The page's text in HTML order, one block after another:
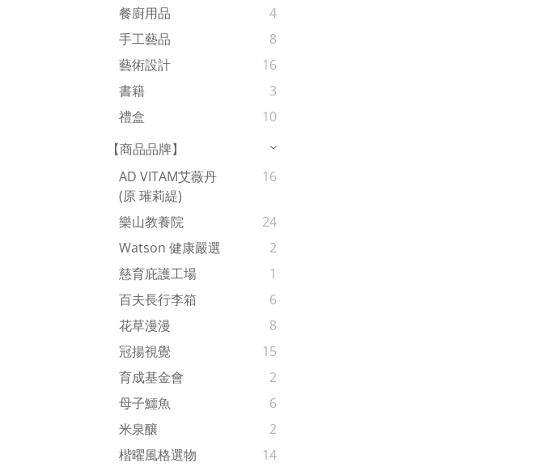
餐廚用品
4
手工藝品
8
藝術設計
16
書籍
3
禮盒
10
【商品品牌】
AD VITAM艾薇丹
(原 璀莉緹)
16
樂山教養院
24
Watson 健康嚴選
2
慈育庇護工場
1
百夫長行李箱
6
花草漫漫
8
冠揚視覺
15
育成基金會
2
母子鱷魚
6
米泉釀
2
楷曜風格選物
14